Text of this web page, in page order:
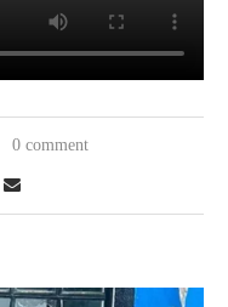
0 comment